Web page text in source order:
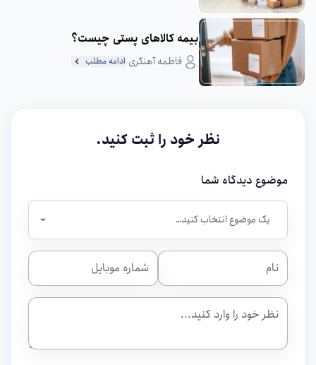
بیمه کالاهای پستی چیست؟
فاطمه آهنگری ادامه مطلب
نظر خود را ثبت کنید.
موضوع دیدگاه شما